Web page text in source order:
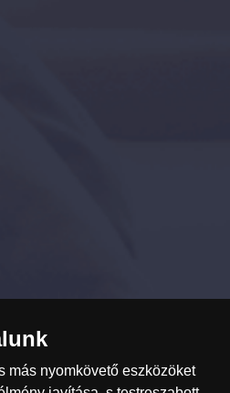
más nyomkövető eszközöket